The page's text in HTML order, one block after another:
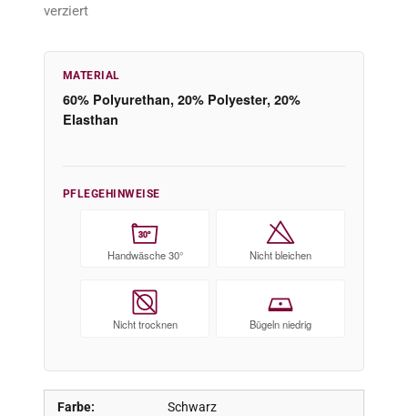
verziert
Farbe: Schwarz
MATERIAL
60% Polyurethan, 20% Polyester, 20%
Elasthan
PFLEGEHINWEISE
30°
Handwäsche 30° Nicht bleichen
Nicht trocknen Bügeln niedrig